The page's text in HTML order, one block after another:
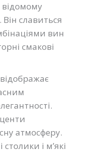
славиться
вин
смакові
атмосферу.
і м’які